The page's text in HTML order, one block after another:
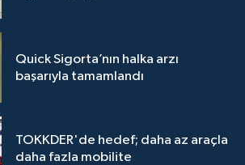
Quick Sigorta’nın halka arzı
başarıyla tamamlandı
TOKKDER'de hedef; daha az araçla
daha fazla mobilite